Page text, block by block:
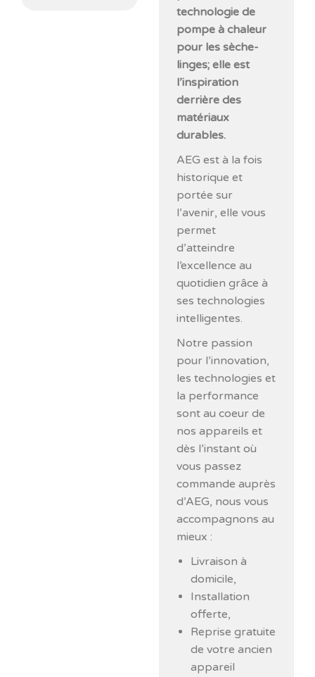
technologie de
pompe à chaleur
pour les sèche-
linges; elle est
l’inspiration
derrière des
matériaux
durables.
AEG est à la fois
historique et
portée sur
l’avenir, elle vous
permet
d’atteindre
l’excellence au
quotidien grâce à
ses technologies
intelligentes.
Notre passion
pour l’innovation,
les technologies et
la performance
sont au coeur de
nos appareils et
dès l’instant où
vous passez
commande auprès
d’AEG, nous vous
accompagnons au
mieux :
Livraison à
domicile,
Installation
offerte,
Reprise gratuite
de votre ancien
appareil